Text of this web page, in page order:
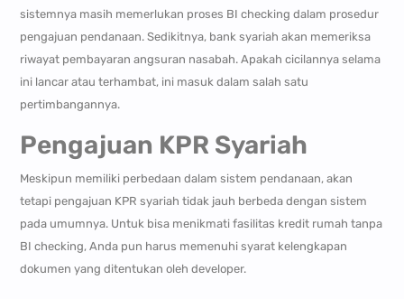
sistemnya masih memerlukan proses BI checking dalam prosedur
pengajuan pendanaan. Sedikitnya, bank syariah akan memeriksa
riwayat pembayaran angsuran nasabah. Apakah cicilannya selama
ini lancar atau terhambat, ini masuk dalam salah satu
pertimbangannya.
Pengajuan KPR Syariah
Meskipun memiliki perbedaan dalam sistem pendanaan, akan
tetapi pengajuan KPR syariah tidak jauh berbeda dengan sistem
pada umumnya. Untuk bisa menikmati fasilitas kredit rumah tanpa
BI checking, Anda pun harus memenuhi syarat kelengkapan
dokumen yang ditentukan oleh developer.